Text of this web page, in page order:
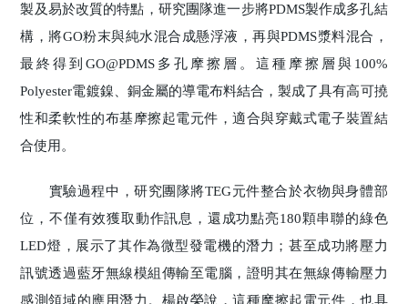
製及易於改質的特點，研究團隊進一步將PDMS製作成多孔結
構，將GO粉末與純水混合成懸浮液，再與PDMS漿料混合，
最終得到GO@PDMS多孔摩擦層。這種摩擦層與100%
Polyester電鍍鎳、銅金屬的導電布料結合，製成了具有高可撓
性和柔軟性的布基摩擦起電元件，適合與穿戴式電子裝置結
合使用。
實驗過程中，研究團隊將TEG元件整合於衣物與身體部
位，不僅有效獲取動作訊息，還成功點亮180顆串聯的綠色
LED燈，展示了其作為微型發電機的潛力；甚至成功將壓力
訊號透過藍牙無線模組傳輸至電腦，證明其在無線傳輸壓力
感測領域的應用潛力。楊啟榮說，這種摩擦起電元件，也具